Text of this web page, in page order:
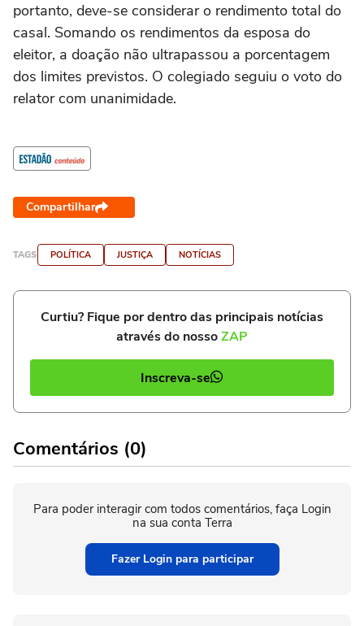
portanto, deve-se considerar o rendimento total do
casal. Somando os rendimentos da esposa do
eleitor, a doação não ultrapassou a porcentagem
dos limites previstos. O colegiado seguiu o voto do
relator com unanimidade.
Compartilhar
TAGS POLÍTICA JUSTIÇA NOTÍCIAS
Curtiu? Fique por dentro das principais notícias
através do nossoZAP
Inscreva-se
Comentários (0)
Para poder interagir com todos comentários, faça Login
na sua conta Terra
Fazer Login para participar